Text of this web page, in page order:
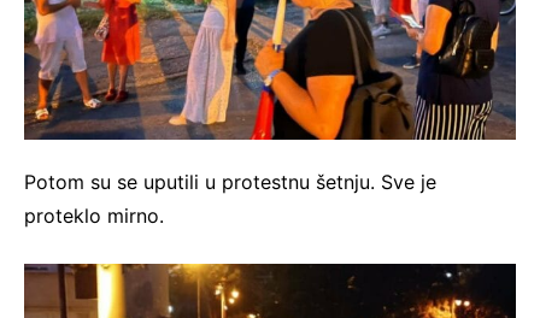
Potom su se uputili u protestnu šetnju. Sve je
proteklo mirno.